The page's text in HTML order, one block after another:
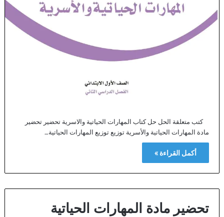
كتب متعلقة الحل حل كتاب المهارات الحياتية والاسرية تحضير تحضير
مادة المهارات الحياتية والأسرية توزيع توزيع المهارات الحياتية…
أكمل القراءة »
تحضير مادة المهارات الحياتية